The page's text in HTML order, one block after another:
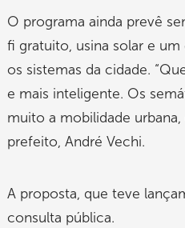
O programa ainda prevê
fi gratuito, usina solar e
os sistemas da cidade.
e mais inteligente. Os
muito a mobilidade
prefeito, André Vechi.
A proposta, que teve
consulta pública.